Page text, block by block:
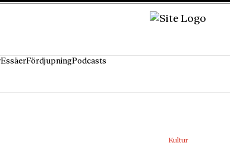
EssäerFördjupningPodcasts
Kultur